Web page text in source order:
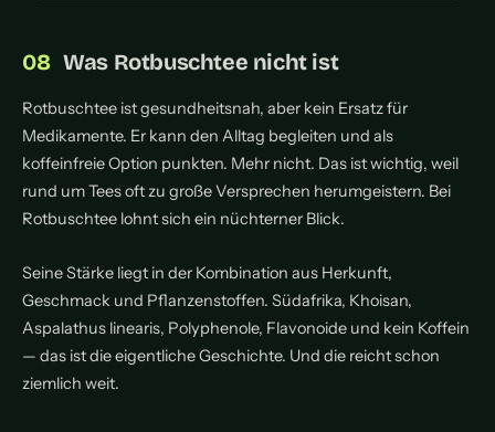
Was Rotbuschtee nicht ist
Rotbuschtee ist gesundheitsnah, aber kein Ersatz für
Medikamente. Er kann den Alltag begleiten und als
koffeinfreie Option punkten. Mehr nicht. Das ist wichtig, weil
rund um Tees oft zu große Versprechen herumgeistern. Bei
Rotbuschtee lohnt sich ein nüchterner Blick.
Seine Stärke liegt in der Kombination aus Herkunft,
Geschmack und Pflanzenstoffen. Südafrika, Khoisan,
Aspalathus linearis, Polyphenole, Flavonoide und kein Koffein
— das ist die eigentliche Geschichte. Und die reicht schon
ziemlich weit.